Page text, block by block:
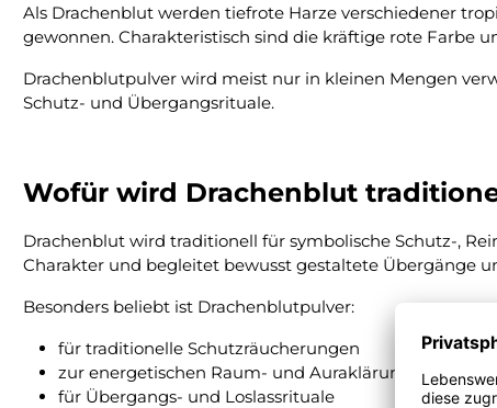
Als Drachenblut werden tiefrote Harze verschiedener
gewonnen. Charakteristisch sind die kräftige rote Farbe
Drachenblutpulver wird meist nur in kleinen Mengen
Schutz- und Übergangsrituale.
Wofür wird Drachenblut
Drachenblut wird traditionell für symbolische Schutz-,
Charakter und begleitet bewusst gestaltete Übergänge
Besonders beliebt ist Drachenblutpulver:
für traditionelle Schutzräucherungen
zur energetischen Raum- und Auraklärung
für Übergangs- und Loslassrituale